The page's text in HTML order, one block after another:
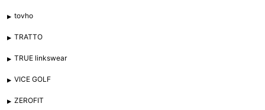
tovho
TRATTO
TRUE linkswear
VICE GOLF
ZEROFIT